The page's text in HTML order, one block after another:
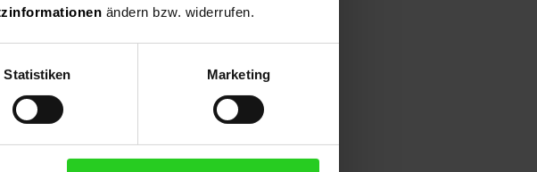
ändern bzw. widerrufen.
Statistiken Marketing
zu verwenden. Nur unter direkter Aufsicht